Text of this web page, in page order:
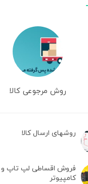
روش مرجوعی کالا
روشهای ارسال کالا
فروش اقساطی لپ تاپ و
کامپیوتر